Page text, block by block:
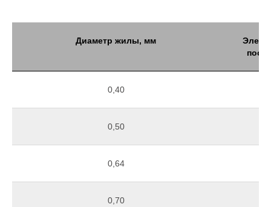
Диаметр жилы, мм
0,40
0,50
0,64
0,70